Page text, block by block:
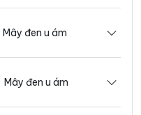
Mây đen u ám
Mây đen u ám